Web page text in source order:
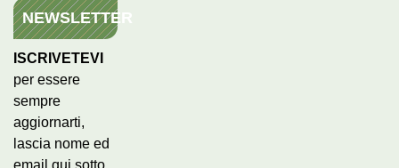
NEWSLETTER
ISCRIVETEVI
per essere
sempre
aggiornarti,
lascia nome ed
email qui sotto